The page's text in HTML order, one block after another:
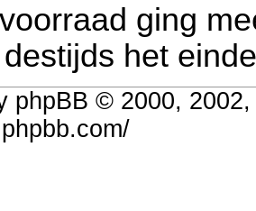
ging
het
phpBB © 2000,